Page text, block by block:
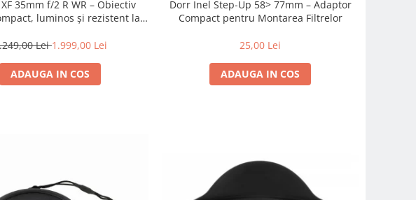
35mm f/2 R WR – Obiectiv
luminos și rezistent la
Lei1.999,00 Lei
ADAUGA IN COS
Dorr Inel Step-Up 58> 77mm – Adaptor
Compact pentru Montarea Filtrelor
25,00 Lei
ADAUGA IN COS